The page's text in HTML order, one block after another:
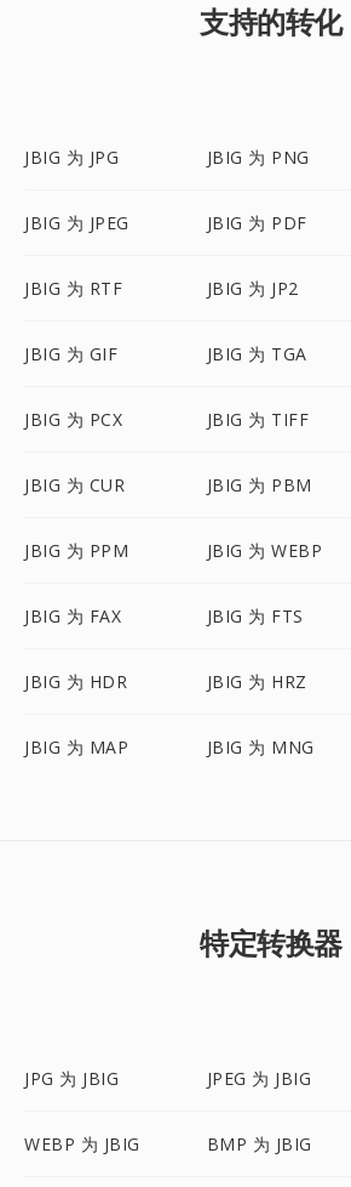
支持的转化
JBIG 为 JPG JBIG 为 PNG
JBIG 为 JPEG JBIG 为 PDF
JBIG 为 RTF JBIG 为 JP2
JBIG 为 GIF JBIG 为 TGA
JBIG 为 PCX JBIG 为 TIFF
JBIG 为 CUR JBIG 为 PBM
JBIG 为 PPM JBIG 为 WEBP
JBIG 为 FAX JBIG 为 FTS
JBIG 为 HDR JBIG 为 HRZ
JBIG 为 MAP JBIG 为 MNG
特定转换器
JPG 为 JBIG JPEG 为 JBIG
WEBP 为 JBIG BMP 为 JBIG